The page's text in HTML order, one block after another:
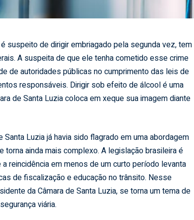
suspeito de dirigir embriagado pela segunda vez, tem
A suspeita de que ele tenha cometido esse crime
de autoridades públicas no cumprimento das leis de
responsáveis. Dirigir sob efeito de álcool é uma
de Santa Luzia coloca em xeque sua imagem diante
Luzia já havia sido flagrado em uma abordagem
torna ainda mais complexo. A legislação brasileira é
reincidência em menos de um curto período levanta
de fiscalização e educação no trânsito. Nesse
da Câmara de Santa Luzia, se torna um tema de
viária.